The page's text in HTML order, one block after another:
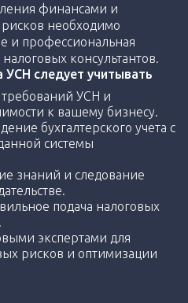
финансами и
необходимо
и профессиональная
консультантов.
следует учитывать
УСН и
к вашему бизнесу.
бухгалтерского учета с
системы
знаний и следование
подача налоговых
экспертами для
рисков и оптимизации